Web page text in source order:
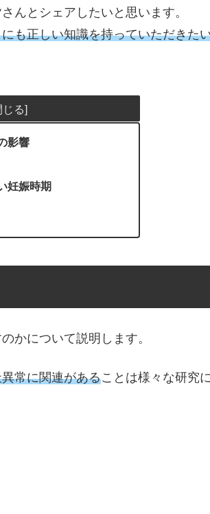
んとシェアしたいと思います。
も正しい知識を持っていただきた
影響
妊娠時期
かについて説明します。
常に関連があることは様々な研究